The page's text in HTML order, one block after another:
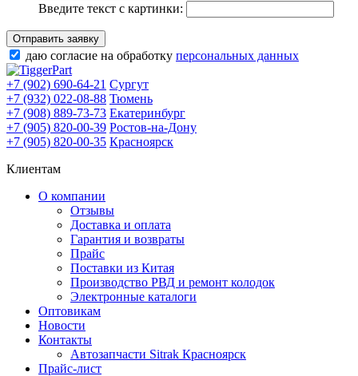
Введите текст с картинки:
Отправить заявку
даю согласие на обработку персональных данных
+7 (902) 690-64-21 Сургут
+7 (932) 022-08-88 Тюмень
+7 (908) 889-73-73 Екатеринбург
+7 (905) 820-00-39 Ростов-на-Дону
+7 (905) 820-00-35 Красноярск
Клиентам
О компании
Отзывы
Доставка и оплата
Гарантия и возвраты
Прайс
Поставки из Китая
Производство РВД и ремонт колодок
Электронные каталоги
Оптовикам
Новости
Контакты
Автозапчасти Sitrak Красноярск
Прайс-лист